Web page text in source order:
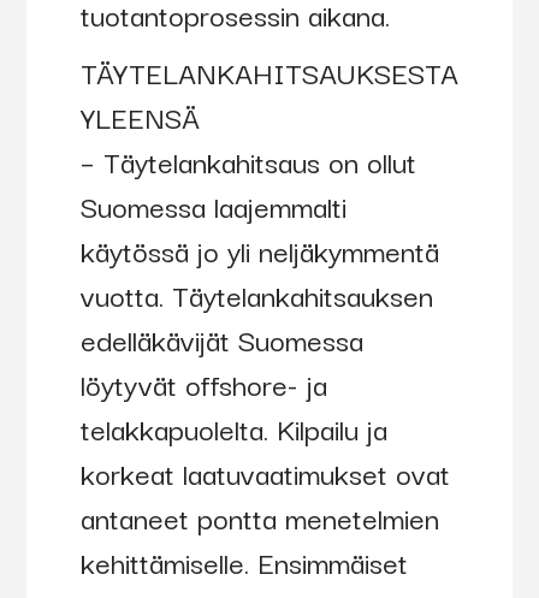
tuotantoprosessin aikana.
TÄYTELANKAHITSAUKSESTA
YLEENSÄ
– Täytelankahitsaus on ollut
Suomessa laajemmalti
käytössä jo yli neljäkymmentä
vuotta. Täytelankahitsauksen
edelläkävijät Suomessa
löytyvät offshore- ja
telakkapuolelta. Kilpailu ja
korkeat laatuvaatimukset ovat
antaneet pontta menetelmien
kehittämiselle. Ensimmäiset